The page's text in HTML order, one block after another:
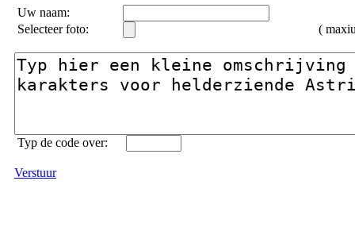
Uw naam:
Selecteer foto:
(
Typ de code over:
Verstuur